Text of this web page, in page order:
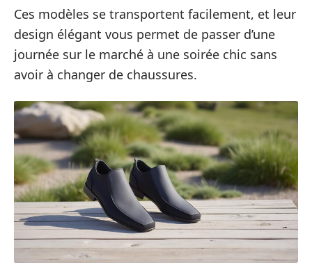
Ces modèles se transportent facilement, et leur
design élégant vous permet de passer d’une
journée sur le marché à une soirée chic sans
avoir à changer de chaussures.